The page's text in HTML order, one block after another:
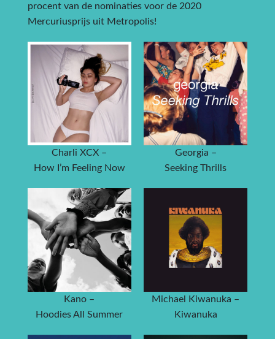
procent van de nominaties voor de 2020
Mercuriusprijs uit Metropolis!
Charli XCX –
How I’m Feeling Now
Georgia –
Seeking Thrills
Kano –
Hoodies All Summer
Michael Kiwanuka –
Kiwanuka